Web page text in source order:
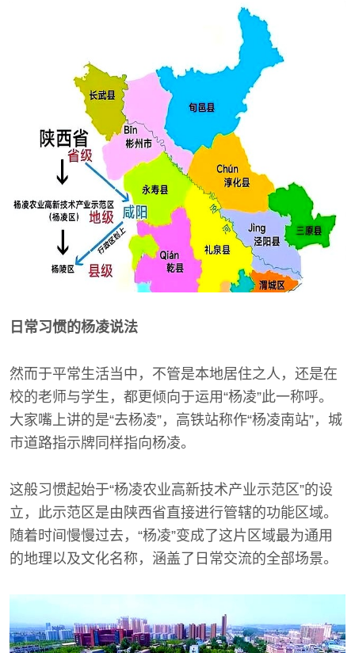
日常习惯的杨凌说法
然而于平常生活当中，不管是本地居住之人，还是在
校的老师与学生，都更倾向于运用“杨凌”此一称呼。
大家嘴上讲的是“去杨凌”，高铁站称作“杨凌南站”，城
市道路指示牌同样指向杨凌。
这般习惯起始于“杨凌农业高新技术产业示范区”的设
立，此示范区是由陕西省直接进行管辖的功能区域。
随着时间慢慢过去，“杨凌”变成了这片区域最为通用
的地理以及文化名称，涵盖了日常交流的全部场景。